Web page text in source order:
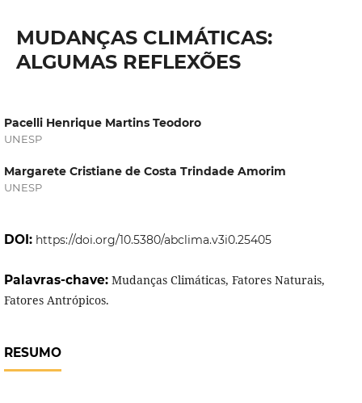
MUDANÇAS CLIMÁTICAS:
ALGUMAS REFLEXÕES
Pacelli Henrique Martins Teodoro
UNESP
Margarete Cristiane de Costa Trindade Amorim
UNESP
DOI: https://doi.org/10.5380/abclima.v3i0.25405
Palavras-chave: Mudanças Climáticas, Fatores Naturais,
Fatores Antrópicos.
RESUMO